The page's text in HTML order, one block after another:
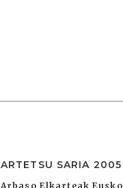
ARTETSU SARIA 2005
Arbaso Elkarteak Eusko